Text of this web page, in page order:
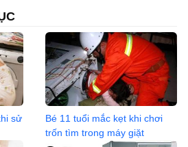
sử
Bé 11 tuổi mắc kẹt khi chơi
trốn tìm trong máy giặt